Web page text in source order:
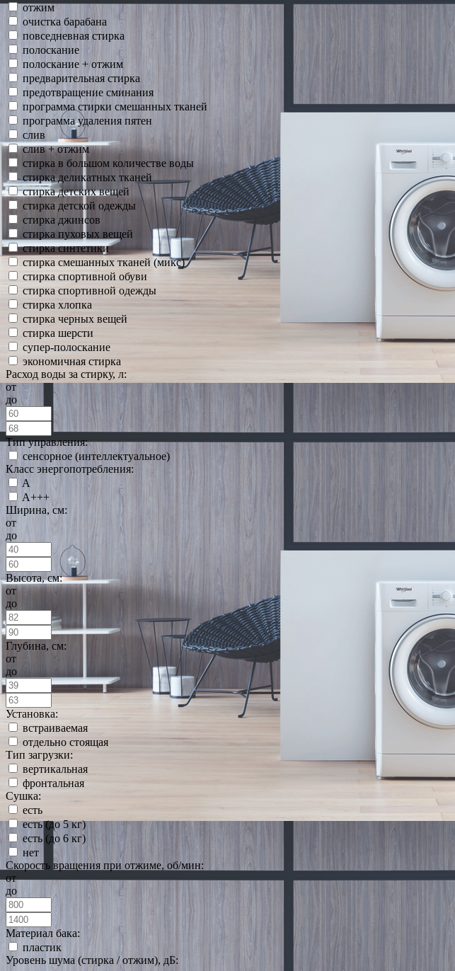
отжим
очистка барабана
повседневная стирка
полоскание
полоскание + отжим
предварительная стирка
предотвращение сминания
программа стирки смешанных тканей
программа удаления пятен
слив
слив + отжим
стирка в большом количестве воды
стирка деликатных тканей
стирка детских вещей
стирка детской одежды
стирка джинсов
стирка пуховых вещей
стирка синтетики
стирка смешанных тканей (микс)
стирка спортивной обуви
стирка спортивной одежды
стирка хлопка
стирка черных вещей
стирка шерсти
супер-полоскание
экономичная стирка
Расход воды за стирку, л:
от
до
Тип управления:
сенсорное (интеллектуальное)
Класс энергопотребления:
A
A+++
Ширина, см:
от
до
Высота, см:
от
до
Глубина, см:
от
до
Установка:
встраиваемая
отдельно стоящая
Тип загрузки:
вертикальная
фронтальная
Сушка:
есть
есть (до 5 кг)
есть (до 6 кг)
нет
Скорость вращения при отжиме, об/мин:
от
до
Материал бака:
пластик
Уровень шума (стирка / отжим), дБ: